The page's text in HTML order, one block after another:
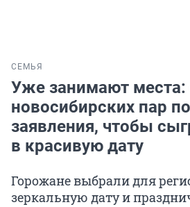
СЕМЬЯ
Уже занимают места:
новосибирских пар
заявления, чтобы
в красивую дату
Горожане выбрали для
зеркальную дату и